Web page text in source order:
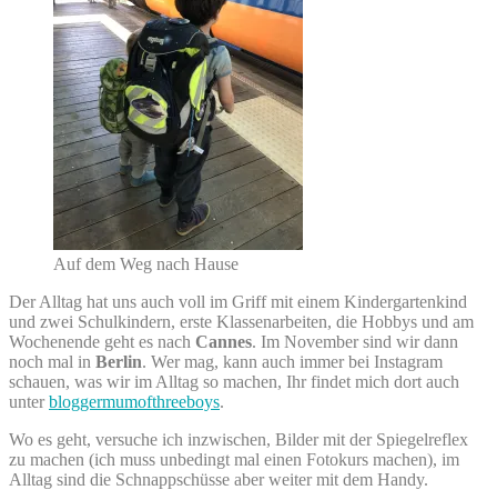
Auf dem Weg nach Hause
Der Alltag hat uns auch voll im Griff mit einem Kindergartenkind
und zwei Schulkindern, erste Klassenarbeiten, die Hobbys und am
Wochenende geht es nach Cannes. Im November sind wir dann
noch mal in Berlin. Wer mag, kann auch immer bei Instagram
schauen, was wir im Alltag so machen, Ihr findet mich dort auch
unterbloggermumofthreeboys.
Wo es geht, versuche ich inzwischen, Bilder mit der Spiegelreflex
zu machen (ich muss unbedingt mal einen Fotokurs machen), im
Alltag sind die Schnappschüsse aber weiter mit dem Handy.